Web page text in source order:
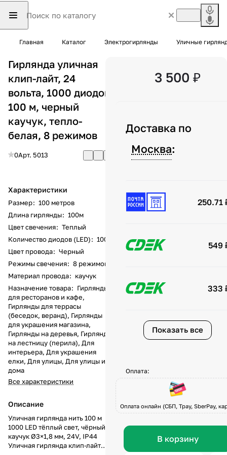
Главная Каталог Электрогирлянды Уличные
Гирлянда уличная
клип-лайт, 24
вольта, 1000 диодов,
100 м, черный
каучук, тепло-
белая, 8 режимов
0Арт. 5013
Характеристики
Размер: 100 метров
Длина гирлянды: 100м
Цвет свечения: Теплый
Количество диодов (LED): 1000
Цвет провода: Черный
Режимы свечения: 8 режимов
Материал провода: каучук
Назначение товара: Гирлянды
для ресторанов и кафе,
Гирлянды для террасы
(беседок, веранд), Гирлянды
для украшения магазина,
Гирлянды на деревья, Гирлянды
на лестницу (перила), Для
интерьера, Для украшения
елки, Для улицы, Для улицы и
дома
Все характеристики
Описание
Уличная гирлянда нить 100 м
1000 LED тёплый свет, чёрный
каучук Ø3×1,8 мм, 24V, IP44
Уличная гирлянда клип-лайт
3 500 ₽
Доставка по
Москва:
250.71
549
333
Показать все
Оплата:
Оплата онлайн (СБП, Tpay, SberPay,
В корзину